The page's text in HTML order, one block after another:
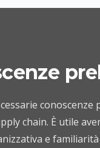
conoscenze
chain. È utile
e familiarità